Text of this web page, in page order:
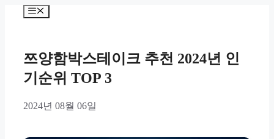
Menu
쯔양함박스테이크 추천 2024년 인
기순위 TOP 3
2024년 08월 06일